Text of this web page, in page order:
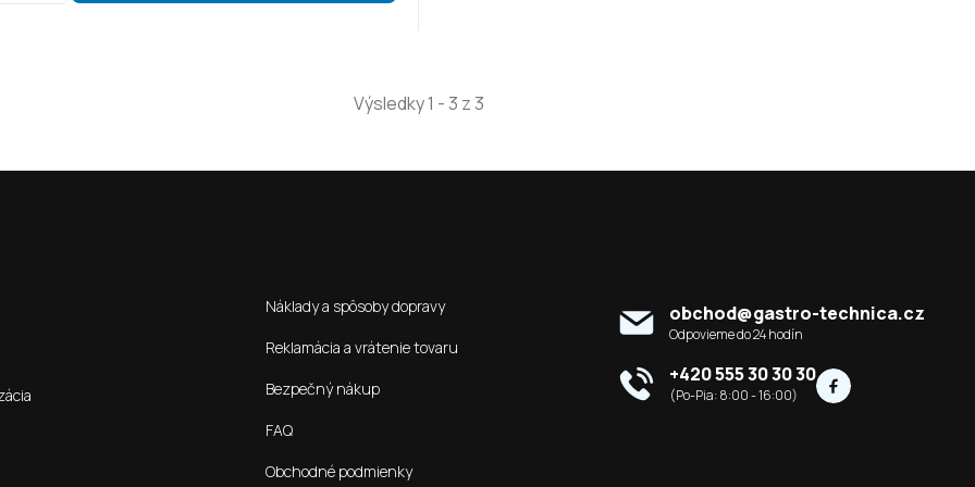
Výsledky 1 - 3 z 3
Náklady a spôsoby dopravy
Reklamácia a vrátenie tovaru
Bezpečný nákup
FAQ
Obchodné podmienky
obchod@gastro-technica.cz
+420 555 30 30 30